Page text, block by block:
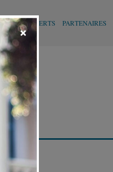
NOS EXPERTS PARTENAIRES
×